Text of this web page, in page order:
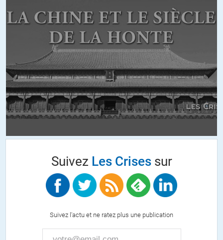
Suivez Les Crisessur
Suivez l'actu et ne ratez plus une publication